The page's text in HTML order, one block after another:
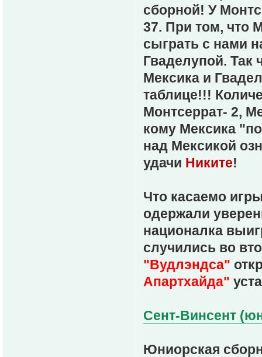
сборной! У
37. При том, что
сыграть с нами
Гваделупой. Так
Мексика и
таблице!!!
Монтсеррат- 2,
кому Мексика
над Мексикой
удачи Никите!
Что касаемо
одержали
националка
случились во
"Вудлэндса"
Апартхайда"
Сент-Винсент
Юниорская